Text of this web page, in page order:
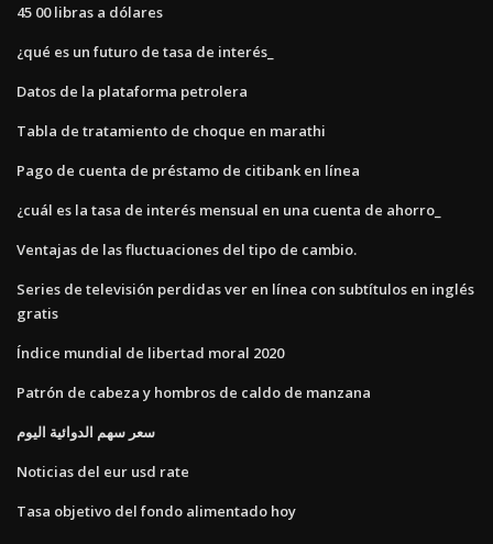
45 00 libras a dólares
¿qué es un futuro de tasa de interés_
Datos de la plataforma petrolera
Tabla de tratamiento de choque en marathi
Pago de cuenta de préstamo de citibank en línea
¿cuál es la tasa de interés mensual en una cuenta de ahorro_
Ventajas de las fluctuaciones del tipo de cambio.
Series de televisión perdidas ver en línea con subtítulos en inglés
gratis
Índice mundial de libertad moral 2020
Patrón de cabeza y hombros de caldo de manzana
سعر سهم الدوائية اليوم
Noticias del eur usd rate
Tasa objetivo del fondo alimentado hoy